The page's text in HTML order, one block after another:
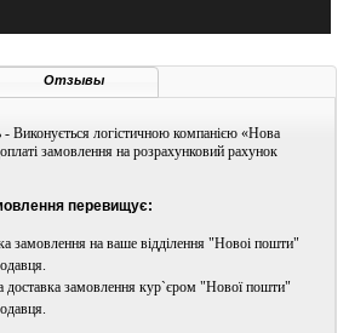
та водних ресурсів:
на 70% менше води та хімікатів, та
CO2.
- 40% Поліестер PTT
Отзывы
- Виконується логістичною компанією «Нова
замовлення на розрахунковий рахунок
перевищує:
замовлення на ваше відділення "Новоі пошти"
доставка замовлення кур`єром "Нової пошти"